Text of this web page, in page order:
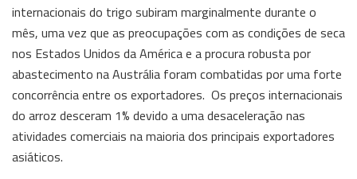
internacionais do trigo subiram marginalmente durante o
mês, uma vez que as preocupações com as condições de seca
nos Estados Unidos da América e a procura robusta por
abastecimento na Austrália foram combatidas por uma forte
concorrência entre os exportadores. Os preços internacionais
do arroz desceram 1% devido a uma desaceleração nas
atividades comerciais na maioria dos principais exportadores
asiáticos.